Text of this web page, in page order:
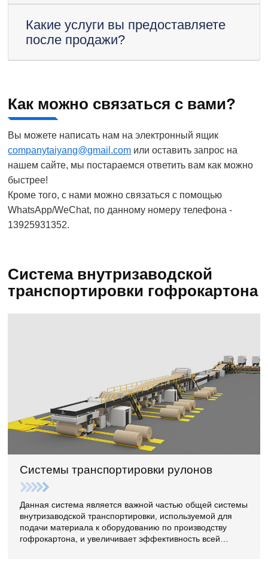
Какие услуги вы предоставляете
после продажи?
Как можно связаться с вами?
Вы можете написать нам на электронный ящик
companytaiyang@gmail.com или оставить запрос на
нашем сайте, мы постараемся ответить вам как можно
быстрее!
Кроме того, с нами можно связаться с помощью
WhatsApp/WeChat, по данному номеру телефона -
13925931352.
Система внутризаводской
транспортировки гофрокартона
Системы транспортировки рулонов
Данная система является важной частью общей системы
внутризаводской транспортировки, используемой для
подачи материала к оборудованию по производству
гофрокартона, и увеличивает эффективность всей